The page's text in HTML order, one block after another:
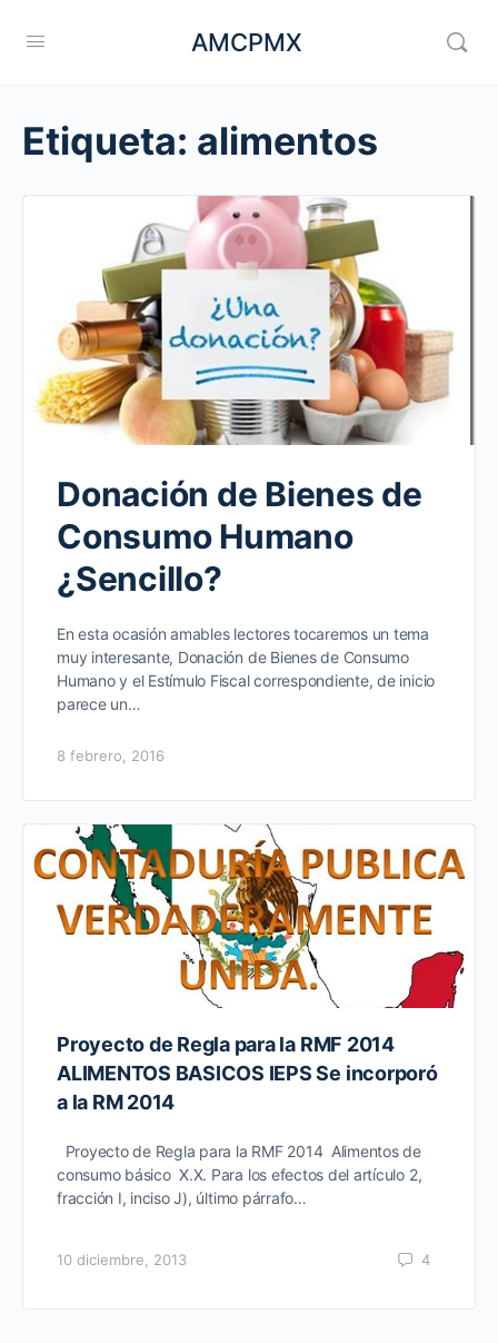
AMCPMX
Etiqueta: alimentos
Donación de Bienes de
Consumo Humano
¿Sencillo?
En esta ocasión amables lectores tocaremos un tema
muy interesante, Donación de Bienes de Consumo
Humano y el Estímulo Fiscal correspondiente, de inicio
parece un…
8 febrero, 2016
Proyecto de Regla para la RMF 2014
ALIMENTOS BASICOS IEPS Se incorporó
a la RM 2014
Proyecto de Regla para la RMF 2014 Alimentos de
consumo básico X.X. Para los efectos del artículo 2,
fracción I, inciso J), último párrafo…
10 diciembre, 2013 4